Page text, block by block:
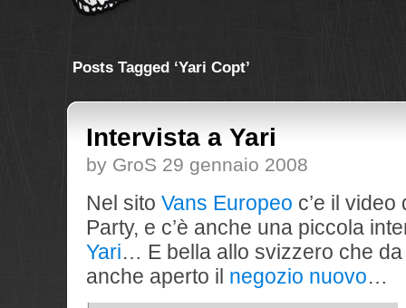
Posts Tagged ‘Yari Copt’
Intervista a Yari
by GroS 29 gennaio 2008
Nel sito Vans Europeo c’e il
Party, e c’è anche una piccola
Yari… E bella allo svizzero che
anche aperto il negozio nuovo…